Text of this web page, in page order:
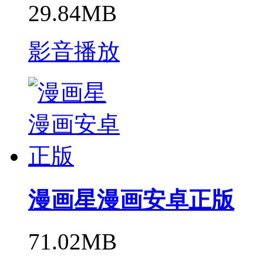
29.84MB
影音播放
漫画星漫画安卓正版
71.02MB